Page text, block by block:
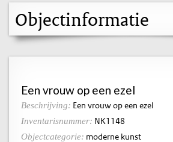
Objectinformatie
Een vrouw op een ezel
Beschrijving: Een vrouw op een ezel
Inventarisnummer: NK1148
Objectcategorie: moderne kunst